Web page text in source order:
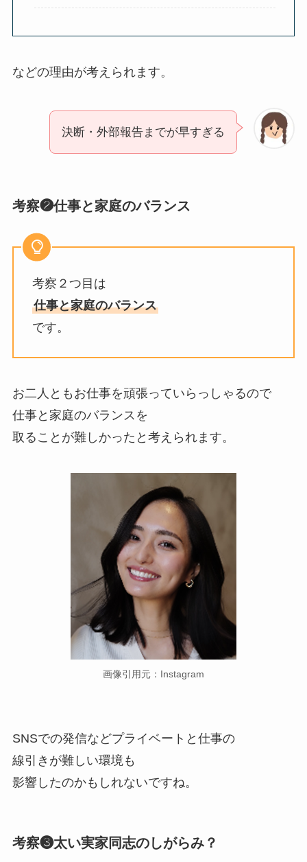
などの理由が考えられます。
決断・外部報告までが早すぎる
考察❷仕事と家庭のバランス
考察２つ目は
仕事と家庭のバランス
です。
お二人ともお仕事を頑張っていらっしゃるので
仕事と家庭のバランスを
取ることが難しかったと考えられます。
画像引用元：Instagram
SNSでの発信などプライベートと仕事の
線引きが難しい環境も
影響したのかもしれないですね。
考察❸太い実家同志のしがらみ？